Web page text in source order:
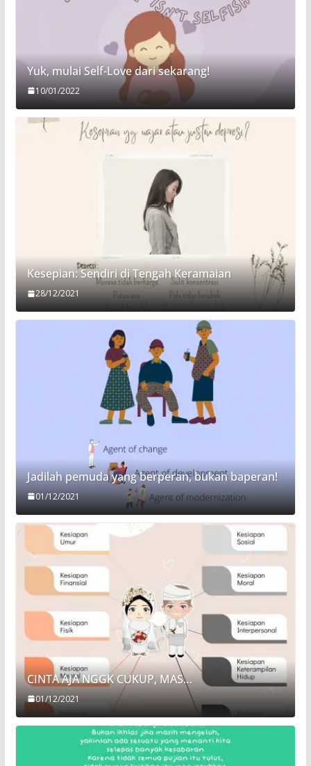
Yuk, mulai Self-Love dari sekarang!
10/01/2022
Kesepian: Sendiri di Tengah Keramaian
28/12/2021
Jadilah pemuda yang berperan, bukan baperan!
01/12/2021
CINTA AJA NGGK CUKUP, MAS…
01/12/2021